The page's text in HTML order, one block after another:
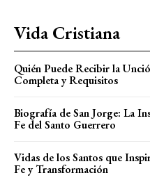
Vida Cristiana
Quién Puede Recibir la
Completa y Requisitos
Biografía de San Jorge: La
Fe del Santo Guerrero
Vidas de los Santos que
Fe y Transformación